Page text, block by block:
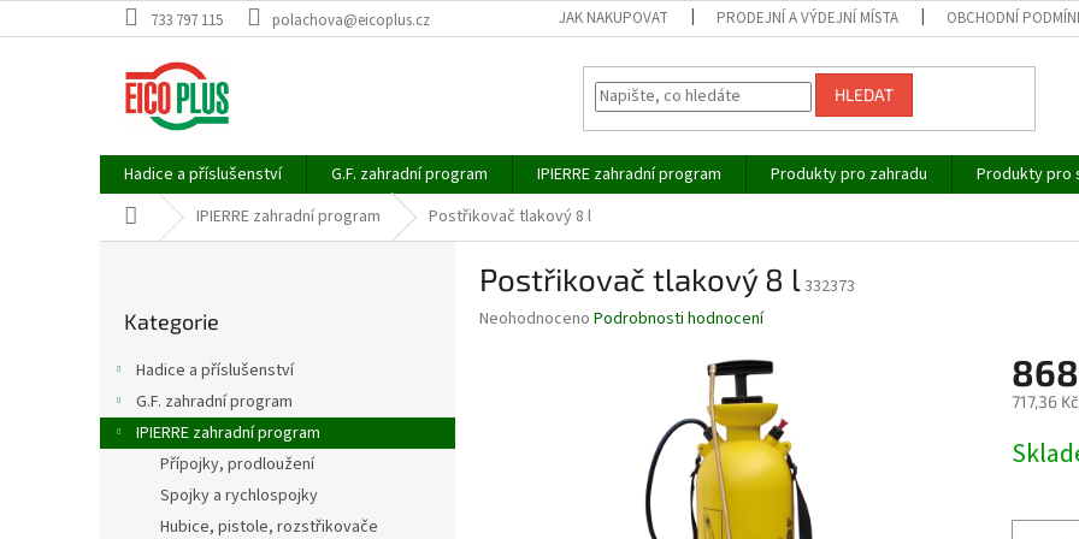
na
733 797 115 polachova@eicoplus.cz JAK NAKUPOVAT PRODEJNÍ A VÝDEJNÍ MÍSTA OBCHODNÍ
HLEDAT
Hadice a příslušenství G.F. zahradní program IPIERRE zahradní program Produkty pro zahradu Produkty pro
Domů IPIERRE zahradní program Postřikovač tlakový 8 l
n
kategorie
Kategorie
Hadice a příslušenství
G.F. zahradní program
IPIERRE zahradní program
Přípojky, prodloužení
Spojky a rychlospojky
Hubice, pistole, rozstřikovače
Postřikovač tlakový 8 l332373
Průměrné
Neohodnoceno Podrobnosti hodnocení
717,36
cena: